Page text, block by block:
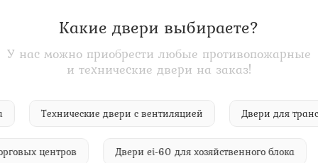
Какие двери выбираете?
У нас можно приобрести любые противопожарные
и технические двери на заказ!
Технические двери с вентиляцией Двери для
центров Двери ei-60 для хозяйственного блока